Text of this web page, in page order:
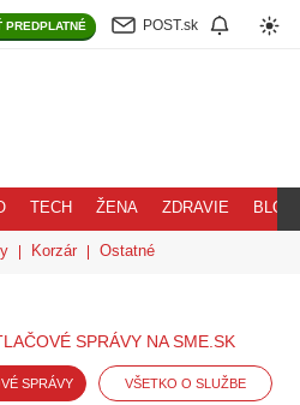
PREDPLATNÉ POST.sk
TECH ŽENA ZDRAVIE BLOG
Korzár Ostatné
SPRÁVY NA SME.SK
SPRÁVY VŠETKO O SLUŽBE